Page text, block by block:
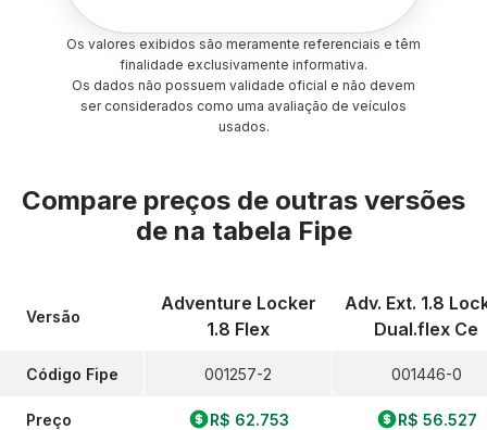
Os valores exibidos são meramente referenciais e têm
finalidade exclusivamente informativa.
Os dados não possuem validade oficial e não devem
ser considerados como uma avaliação de veículos
usados.
Compare preços de outras versões
de na tabela Fipe
Versão
Código Fipe
Preço
Adventure Locker
1.8 Flex
001257-2
R$ 62.753
Adv. Ext. 1.8
Dual.flex Ce
001446-0
R$ 56.527